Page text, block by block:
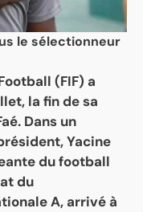
le sélectionneur
(FIF) a
la fin de sa
Dans un
Yacine
du football
du
A, arrivé à